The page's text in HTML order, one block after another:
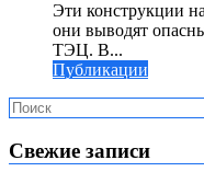
Эти конструкции
они выводят
ТЭЦ. В...
Публикации
Свежие записи